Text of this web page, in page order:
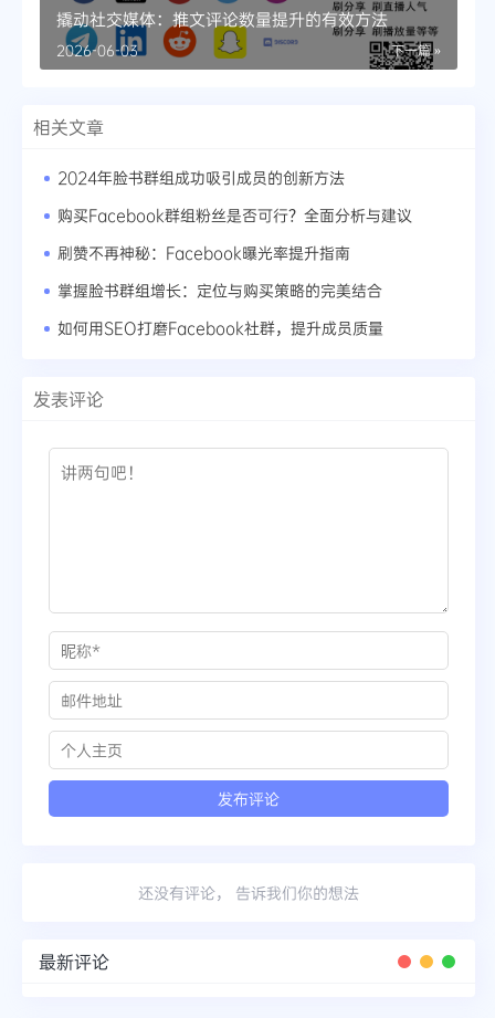
撬动社交媒体：推文评论数量提升的有效方法
下一篇 »
2026-06-03
相关文章
2024年脸书群组成功吸引成员的创新方法
购买Facebook群组粉丝是否可行？全面分析与建议
刷赞不再神秘：Facebook曝光率提升指南
掌握脸书群组增长：定位与购买策略的完美结合
如何用SEO打磨Facebook社群，提升成员质量
发表评论
还没有评论， 告诉我们你的想法
最新评论